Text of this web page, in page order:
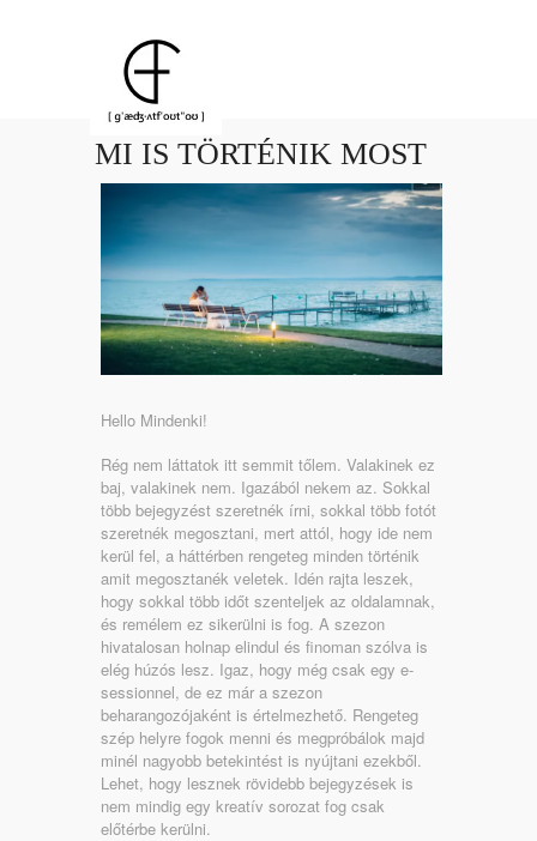
MI IS TÖRTÉNIK MOST
Hello Mindenki!
Rég nem láttatok itt semmit tőlem. Valakinek ez
baj, valakinek nem. Igazából nekem az. Sokkal
több bejegyzést szeretnék írni, sokkal több fotót
szeretnék megosztani, mert attól, hogy ide nem
kerül fel, a háttérben rengeteg minden történik
amit megosztanék veletek. Idén rajta leszek,
hogy sokkal több időt szenteljek az oldalamnak,
és remélem ez sikerülni is fog. A szezon
hivatalosan holnap elindul és finoman szólva is
elég húzós lesz. Igaz, hogy még csak egy e-
sessionnel, de ez már a szezon
beharangozójaként is értelmezhető. Rengeteg
szép helyre fogok menni és megpróbálok majd
minél nagyobb betekintést is nyújtani ezekből.
Lehet, hogy lesznek rövidebb bejegyzések is
nem mindig egy kreatív sorozat fog csak
előtérbe kerülni.